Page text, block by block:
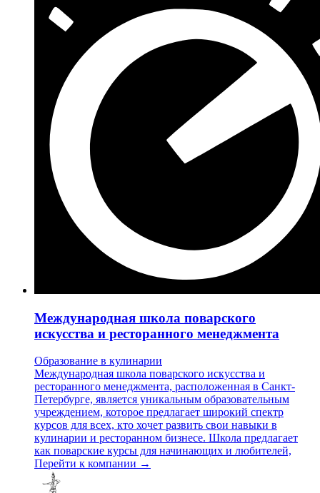
Международная школа поварского
искусства и ресторанного менеджмента
Образование в кулинарии
Международная школа поварского искусства и
ресторанного менеджмента, расположенная в Санкт-
Петербурге, является уникальным образовательным
учреждением, которое предлагает широкий спектр
курсов для всех, кто хочет развить свои навыки в
кулинарии и ресторанном бизнесе. Школа предлагает
как поварские курсы для начинающих и любителей,
Перейти к компании →